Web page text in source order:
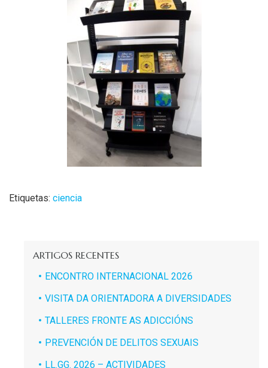
Etiquetas: ciencia
ARTIGOS RECENTES
ENCONTRO INTERNACIONAL 2026
VISITA DA ORIENTADORA A DIVERSIDADES
TALLERES FRONTE AS ADICCIÓNS
PREVENCIÓN DE DELITOS SEXUAIS
LL.GG. 2026 – ACTIVIDADES